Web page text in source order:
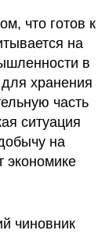
что готов к
на
в
для хранения
часть
ситуация
на
экономике
чиновник